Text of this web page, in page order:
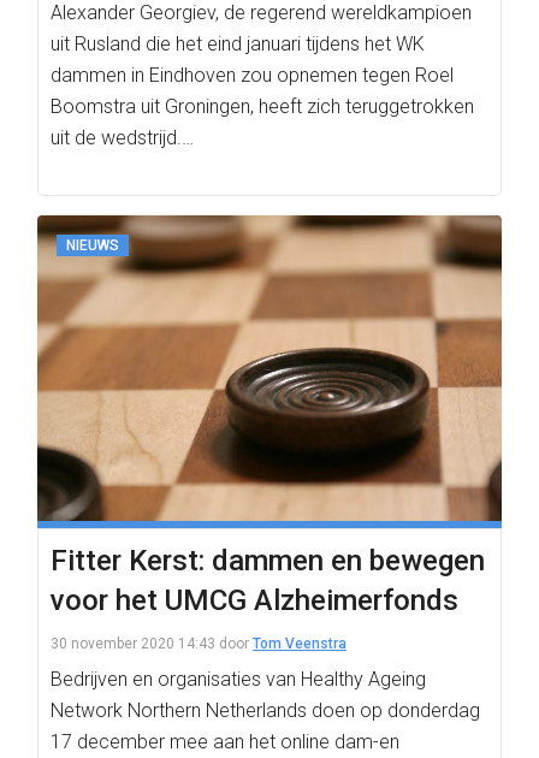
Alexander Georgiev, de regerend wereldkampioen
uit Rusland die het eind januari tijdens het WK
dammen in Eindhoven zou opnemen tegen Roel
Boomstra uit Groningen, heeft zich teruggetrokken
uit de wedstrijd.…
NIEUWS
Fitter Kerst: dammen en bewegen
voor het UMCG Alzheimerfonds
30 november 2020 14:43 door Tom Veenstra
Bedrijven en organisaties van Healthy Ageing
Network Northern Netherlands doen op donderdag
17 december mee aan het online dam-en